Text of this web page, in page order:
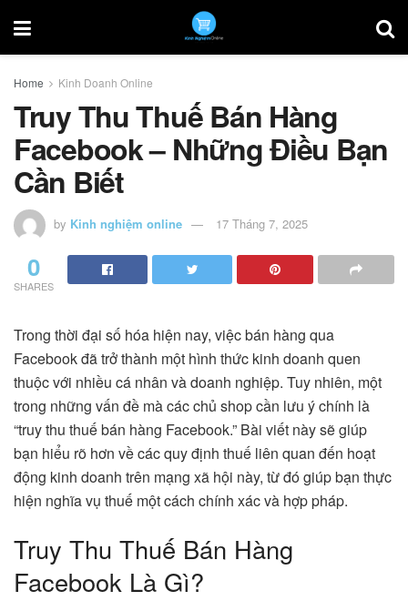
Home Kinh Doanh Online
Truy Thu Thuế Bán Hàng
Facebook – Những Điều Bạn
Cần Biết
by Kinh nghiệm online 17 Tháng 7, 2025
0
SHARES
Trong thời đại số hóa hiện nay, việc bán hàng qua
Facebook đã trở thành một hình thức kinh doanh quen
thuộc với nhiều cá nhân và doanh nghiệp. Tuy nhiên, một
trong những vấn đề mà các chủ shop cần lưu ý chính là
“truy thu thuế bán hàng Facebook.” Bài viết này sẽ giúp
bạn hiểu rõ hơn về các quy định thuế liên quan đến hoạt
động kinh doanh trên mạng xã hội này, từ đó giúp bạn thực
hiện nghĩa vụ thuế một cách chính xác và hợp pháp.
Truy Thu Thuế Bán Hàng
Facebook Là Gì?